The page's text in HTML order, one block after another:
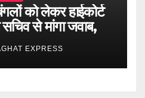
को लेकर हाईकोर्ट
से मांगा जवाब,
EXPRESS